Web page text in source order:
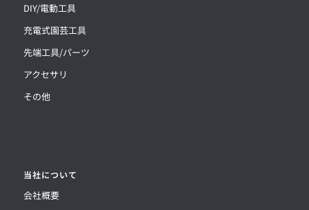
DIY/電動工具
充電式園芸工具
先端工具/パーツ
アクセサリ
その他
当社について
会社概要